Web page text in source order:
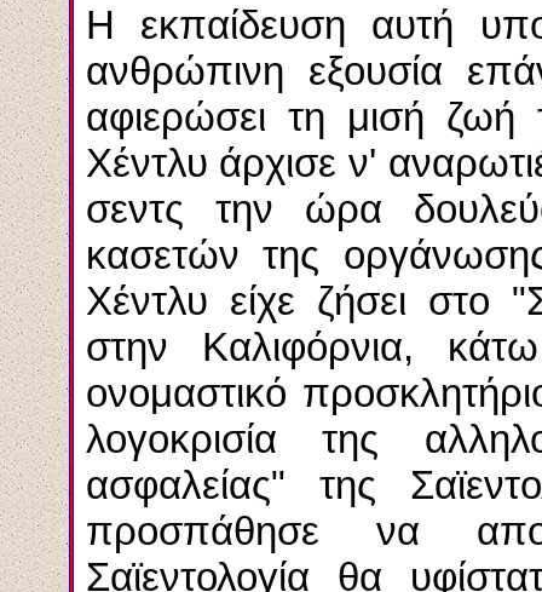
Η εκπαίδευση αυτή
ανθρώπινη εξουσία
αφιερώσει τη μισή ζωή
Χέντλυ άρχισε ν'
σεντς την ώρα
κασετών της
Χέντλυ είχε ζήσει στο
στην Καλιφόρνια,
ονομαστικό
λογοκρισία της
ασφαλείας" της
προσπάθησε να
Σαϊεντολογία θα